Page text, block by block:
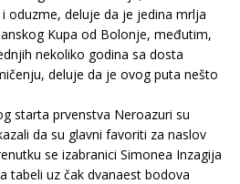
oduzme, deluje da je jedina mrlja
Kupa od Bolonje, međutim,
nekoliko godina sa dosta
deluje da je ovog puta nešto
starta prvenstva Neroazuri su
da su glavni favoriti za naslov
se izabranici Simonea Inzagija
tabeli uz čak dvanaest bodova